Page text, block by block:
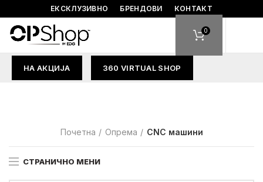
ЕКСКЛУЗИВНО БРЕНДОВИ КОНТАКТ
0
НА АКЦИЈА 360 VIRTUAL SHOP
Почетна Опрема CNC машини
СТРАНИЧНО МЕНИ